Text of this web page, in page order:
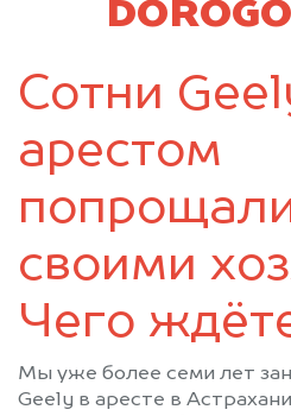
Сотни
арестом
своими
Чего
Мы уже более семи лет
Geely в аресте в